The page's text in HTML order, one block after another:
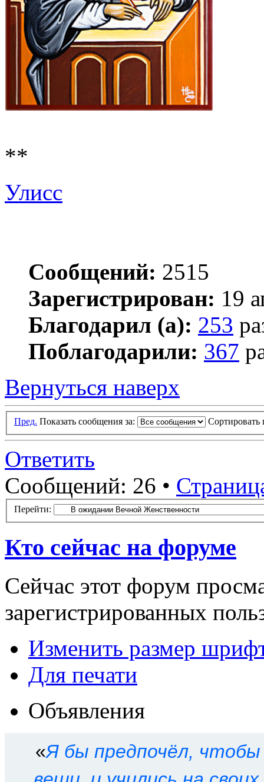
**
Улисс
Сообщений: 2515
Зарегистрирован: 19
Благодарил (а): 253
Поблагодарили: 367
Вернуться наверх
Пред. Показать сообщения за: Сортировать
Ответить
Сообщений: 26 •
Перейти:
Кто сейчас на форуме
Сейчас этот форум
зарегистрированных
Изменить размер
Для печати
Объявления
«Я бы предпочёл,